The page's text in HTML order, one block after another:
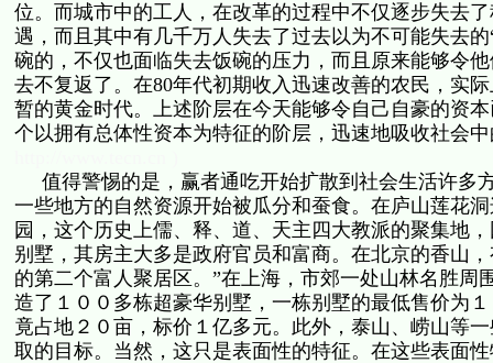
位。而城市中的工人，在改革的过程中不仅逐步失去
遇，而且其中有几千万人失去了过去以为不可能失去
碗的，不仅也面临失去饭碗的压力，而且原来能够令
去不复返了。在80年代初期收入迅速改善的农民，实
暂的黄金时代。上述阶层在今天能够令自己自豪的资
个以拥有总体性资本为特征的阶层，迅速地吸收社会
值得警惕的是，赢者通吃开始扩散到社会生活许多
一些地方的自然资源开始被瓜分和蚕食。在庐山莲花
园，这个历史上儒、释、道、天主四大教派的聚集地
别墅，其房主大多是政府官员和富商。在北京的香山
的第二个富人聚居区。”在上海，市郊一处山林名胜周
造了１００多栋超豪华别墅，一栋别墅的最低售价为
竟占地２０亩，标价１亿多元。此外，泰山、崂山等
取的目标。当然，这只是表面性的特征。在这些表面